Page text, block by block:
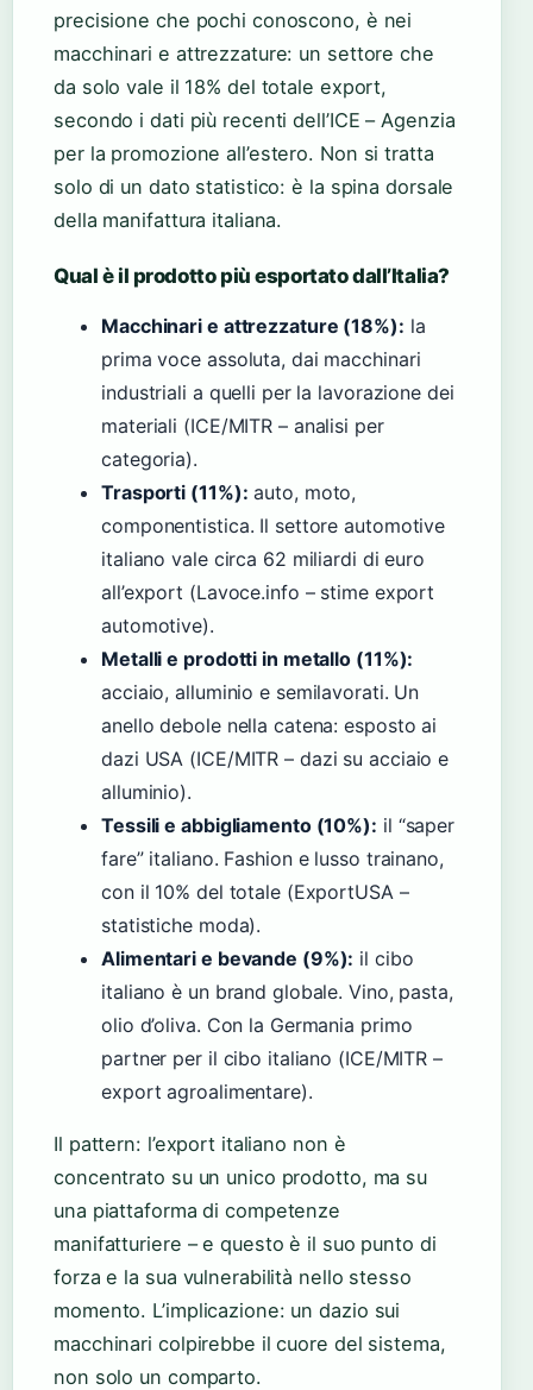
precisione che pochi conoscono, è nei
macchinari e attrezzature: un settore che
da solo vale il 18% del totale export,
secondo i dati più recenti dell’ICE – Agenzia
per la promozione all’estero. Non si tratta
solo di un dato statistico: è la spina dorsale
della manifattura italiana.
Qual è il prodotto più esportato dall’Italia?
Macchinari e attrezzature (18%): la
prima voce assoluta, dai macchinari
industriali a quelli per la lavorazione dei
materiali (ICE/MITR – analisi per
categoria).
Trasporti (11%): auto, moto,
componentistica. Il settore automotive
italiano vale circa 62 miliardi di euro
all’export (Lavoce.info – stime export
automotive).
Metalli e prodotti in metallo (11%):
acciaio, alluminio e semilavorati. Un
anello debole nella catena: esposto ai
dazi USA (ICE/MITR – dazi su acciaio e
alluminio).
Tessili e abbigliamento (10%): il “saper
fare” italiano. Fashion e lusso trainano,
con il 10% del totale (ExportUSA –
statistiche moda).
Alimentari e bevande (9%): il cibo
italiano è un brand globale. Vino, pasta,
olio d’oliva. Con la Germania primo
partner per il cibo italiano (ICE/MITR –
export agroalimentare).
Il pattern: l’export italiano non è
concentrato su un unico prodotto, ma su
una piattaforma di competenze
manifatturiere – e questo è il suo punto di
forza e la sua vulnerabilità nello stesso
momento. L’implicazione: un dazio sui
macchinari colpirebbe il cuore del sistema,
non solo un comparto.